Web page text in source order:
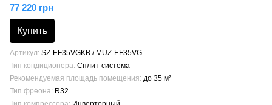
77 220 грн
Купить
Артикул SZ-EF35VGKB / MUZ-EF35VG
Тип кондиционера Сплит-система
Рекомендуемая площадь помещения до 35 м²
Тип фреона R32